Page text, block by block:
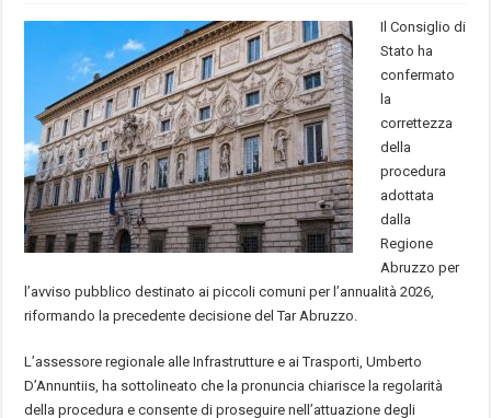
Il Consiglio di
Stato ha
confermato
la
correttezza
della
procedura
adottata
dalla
Regione
Abruzzo per
l’avviso pubblico destinato ai piccoli comuni per l’annualità 2026,
riformando la precedente decisione del Tar Abruzzo.
L’assessore regionale alle Infrastrutture e ai Trasporti, Umberto
D’Annuntiis, ha sottolineato che la pronuncia chiarisce la regolarità
della procedura e consente di proseguire nell’attuazione degli